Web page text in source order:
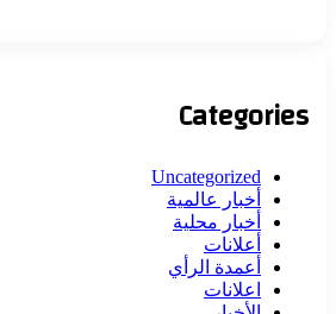
Categories
Uncategorized
أخبار عالمية
أخبار محلية
أعلانات
أعمدة الرأي
اعلانات